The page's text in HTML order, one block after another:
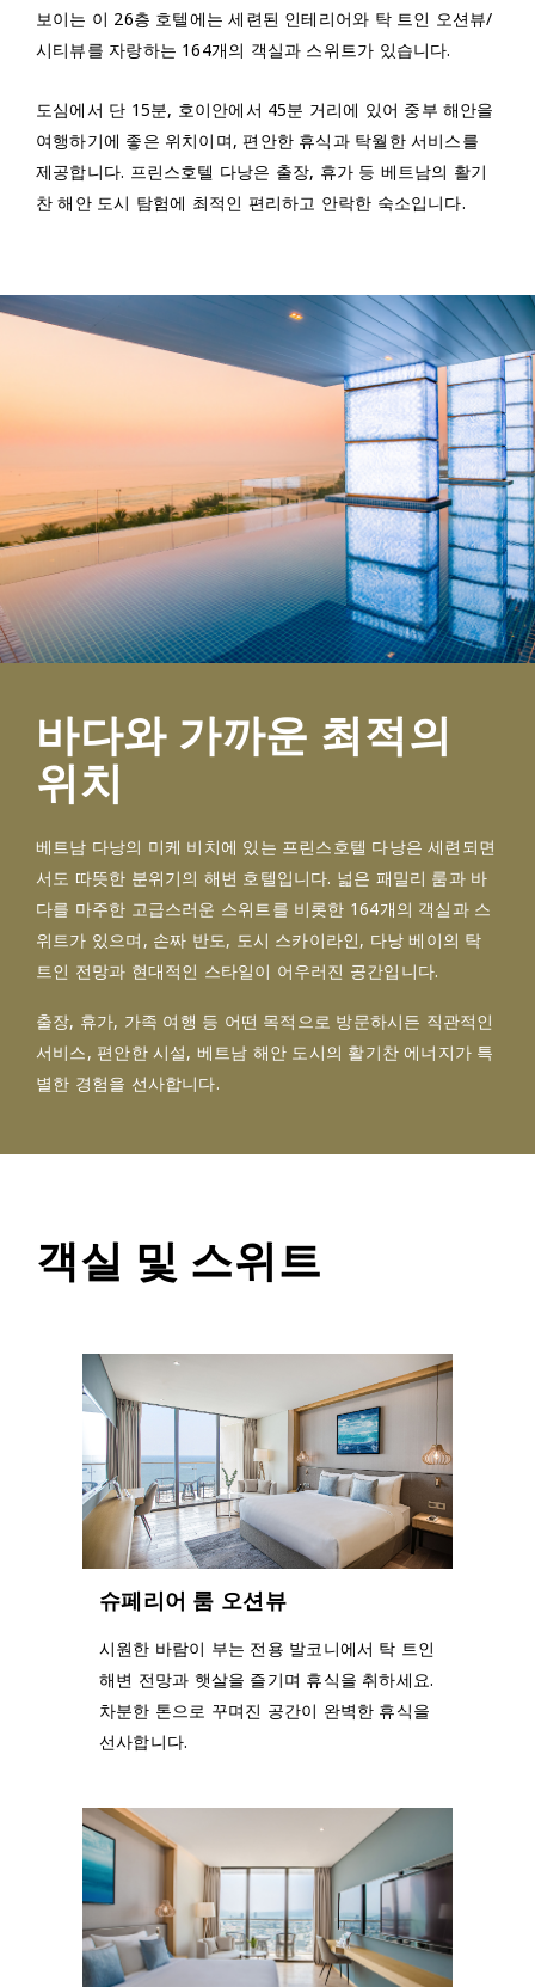
보이는 이 26층 호텔에는 세련된 인테리어와 탁 트인 오션뷰/
시티뷰를 자랑하는 164개의 객실과 스위트가 있습니다.
도심에서 단 15분, 호이안에서 45분 거리에 있어 중부 해안을
여행하기에 좋은 위치이며, 편안한 휴식과 탁월한 서비스를
제공합니다. 프린스호텔 다낭은 출장, 휴가 등 베트남의 활기
찬 해안 도시 탐험에 최적인 편리하고 안락한 숙소입니다.
바다와 가까운 최적의
위치
베트남 다낭의 미케 비치에 있는 프린스호텔 다낭은 세련되면
서도 따뜻한 분위기의 해변 호텔입니다. 넓은 패밀리 룸과 바
다를 마주한 고급스러운 스위트를 비롯한 164개의 객실과 스
위트가 있으며, 손짜 반도, 도시 스카이라인, 다낭 베이의 탁
트인 전망과 현대적인 스타일이 어우러진 공간입니다.
출장, 휴가, 가족 여행 등 어떤 목적으로 방문하시든 직관적인
서비스, 편안한 시설, 베트남 해안 도시의 활기찬 에너지가 특
별한 경험을 선사합니다.
객실 및 스위트
슈페리어 룸 오션뷰
시원한 바람이 부는 전용 발코니에서 탁 트인
해변 전망과 햇살을 즐기며 휴식을 취하세요.
차분한 톤으로 꾸며진 공간이 완벽한 휴식을
선사합니다.